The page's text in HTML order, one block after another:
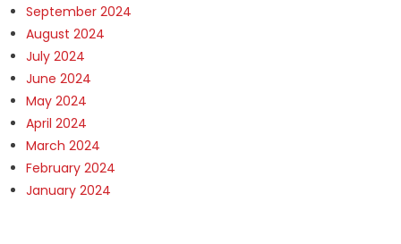
September 2024
August 2024
July 2024
June 2024
May 2024
April 2024
March 2024
February 2024
January 2024